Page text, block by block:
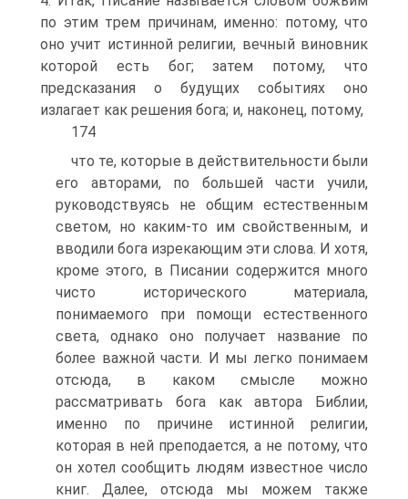
по этим трем причинам, именно: потому, что
оно учит истинной религии, вечный виновник
которой есть бог; затем потому, что
предсказания о будущих событиях оно
излагает как решения бога; и, наконец, потому,
174
что те, которые в действительности были
его авторами, по большей части учили,
руководствуясь не общим естественным
светом, но каким-то им свойственным, и
вводили бога изрекающим эти слова. И хотя,
кроме этого, в Писании содержится много
чисто исторического материала,
понимаемого при помощи естественного
света, однако оно получает название по
более важной части. И мы легко понимаем
отсюда, в каком смысле можно
рассматривать бога как автора Библии,
именно по причине истинной религии,
которая в ней преподается, а не потому, что
он хотел сообщить людям известное число
книг. Далее, отсюда мы можем также